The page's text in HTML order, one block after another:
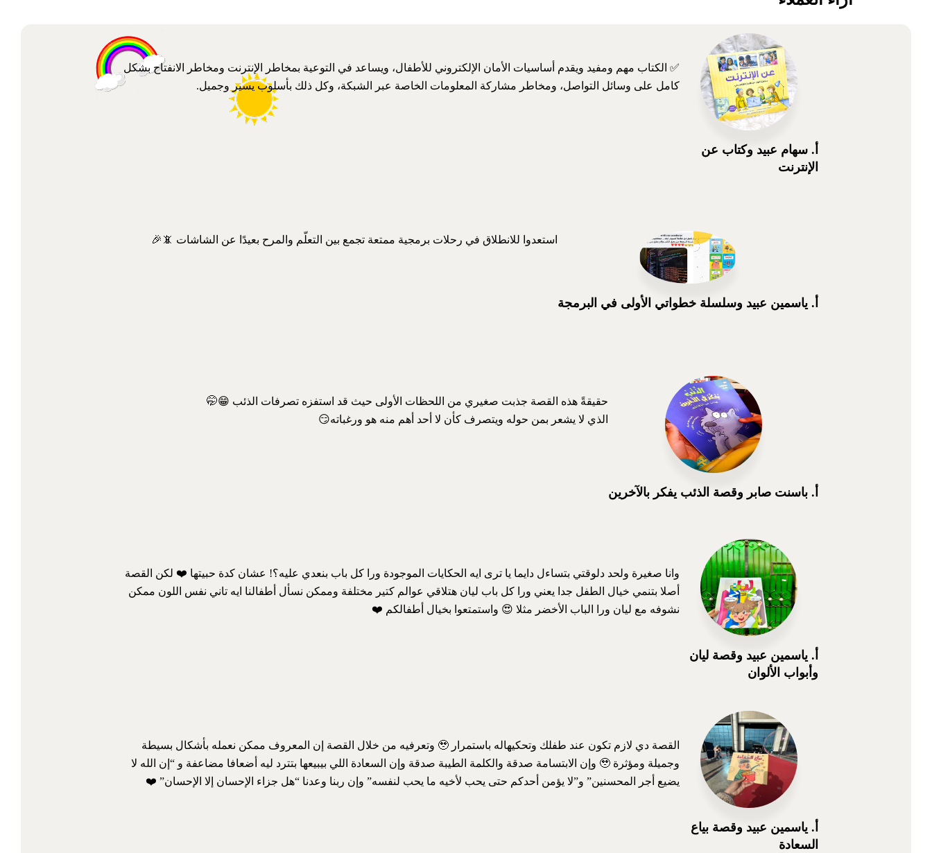
أ. سهام عبيد وكتاب عن
الإنترنت
✅ الكتاب مهم ومفيد ويقدم أساسيات الأمان الإلكتروني للأطفال، ويساعد في التوعية بمخاطر الإنترنت ومخاطر الانفتاح بشكل
كامل على وسائل التواصل، ومخاطر مشاركة المعلومات الخاصة عبر الشبكة، وكل ذلك بأسلوب يسير وجميل.
أ. ياسمين عبيد وسلسلة خطواتي الأولى في البرمجة
استعدوا للانطلاق في رحلات برمجية ممتعة تجمع بين التعلّم والمرح بعيدًا عن الشاشات 📵🎉
أ. باسنت صابر وقصة الذئب يفكر بالآخرين
حقيقةً هذه القصة جذبت صغيري من اللحظات الأولى حيث قد استفزه تصرفات الذئب 😁🤭
الذي لا يشعر بمن حوله ويتصرف كأن لا أحد أهم منه هو ورغباته😏
أ. ياسمين عبيد وقصة ليان
وأبواب الألوان
وانا صغيرة ولحد دلوقتي بتساءل دايما يا ترى ايه الحكايات الموجودة ورا كل باب بنعدي عليه؟! عشان كدة حبيتها ❤️ لكن القصة
أصلا بتنمي خيال الطفل جدا يعني ورا كل باب ليان هتلاقي عوالم كتير مختلفة وممكن نسأل أطفالنا ايه تاني نفس اللون ممكن
نشوفه مع ليان ورا الباب الأخضر مثلا 😍 واستمتعوا بخيال أطفالكم ❤️
أ. ياسمين عبيد وقصة بياع
السعادة
القصة دي لازم تكون عند طفلك وتحكيهاله باستمرار 🥹 وتعرفيه من خلال القصة إن المعروف ممكن نعمله بأشكال بسيطة
وجميلة ومؤثرة 🥹 وإن الابتسامة صدقة والكلمة الطيبة صدقة وإن السعادة اللي بيبيعها بتترد ليه أضعافا مضاعفة و “إن الله لا
يضيع أجر المحسنين” و”لا يؤمن أحدكم حتى يحب لأخيه ما يحب لنفسه” وإن ربنا وعدنا “هل جزاء الإحسان إلا الإحسان” ❤️